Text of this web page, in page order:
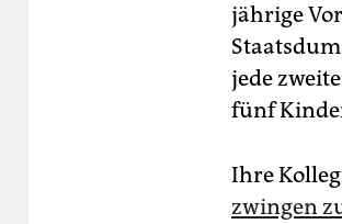
jährige
jede
fünf
Ihre
zwingen